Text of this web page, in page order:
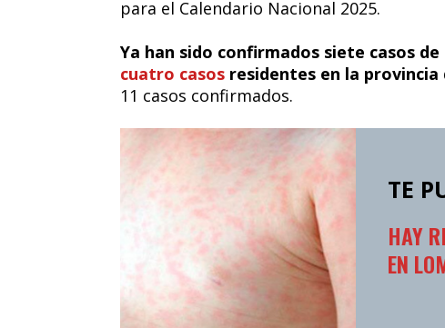
para el Calendario Nacional 2025.
Ya han sido confirmados siete casos
cuatro casos residentes en la provincia
11 casos confirmados.
TE
HAY
EN